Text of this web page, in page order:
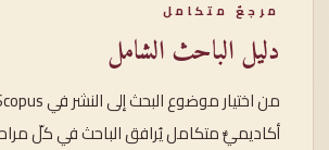
مرجعٌ متكامل
دليل الباحث الشامل
أكاديميٌّ متكامل يُرافق الباحث في كلّ